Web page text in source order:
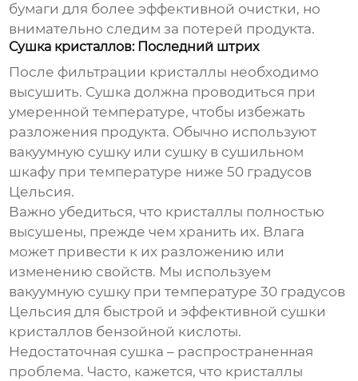
бумаги для более эффективной очистки, но
внимательно следим за потерей продукта.
Сушка кристаллов: Последний штрих
После фильтрации кристаллы необходимо
высушить. Сушка должна проводиться при
умеренной температуре, чтобы избежать
разложения продукта. Обычно используют
вакуумную сушку или сушку в сушильном
шкафу при температуре ниже 50 градусов
Цельсия.
Важно убедиться, что кристаллы полностью
высушены, прежде чем хранить их. Влага
может привести к их разложению или
изменению свойств. Мы используем
вакуумную сушку при температуре 30 градусов
Цельсия для быстрой и эффективной сушки
кристаллов бензойной кислоты.
Недостаточная сушка – распространенная
проблема. Часто, кажется, что кристаллы